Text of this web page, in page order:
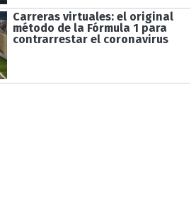
Carreras virtuales: el original
método de la Fórmula 1 para
contrarrestar el coronavirus